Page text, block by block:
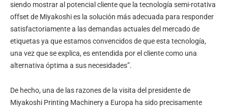
siendo mostrar al potencial cliente que la tecnología semi-rotativa
offset de Miyakoshi es la solución más adecuada para responder
satisfactoriamente a las demandas actuales del mercado de
etiquetas ya que estamos convencidos de que esta tecnología,
una vez que se explica, es entendida por el cliente como una
alternativa óptima a sus necesidades”.
De hecho, una de las razones de la visita del presidente de
Miyakoshi Printing Machinery a Europa ha sido precisamente